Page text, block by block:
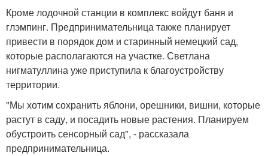
Кроме лодочной станции в комплекс войдут баня и
глэмпинг. Предпринимательница также планирует
привести в порядок дом и старинный немецкий сад,
которые располагаются на участке. Светлана
нигматуллина уже приступила к благоустройству
территории.
"Мы хотим сохранить яблони, орешники, вишни, которые
растут в саду, и посадить новые растения. Планируем
обустроить сенсорный сад", - рассказала
предпринимательница.